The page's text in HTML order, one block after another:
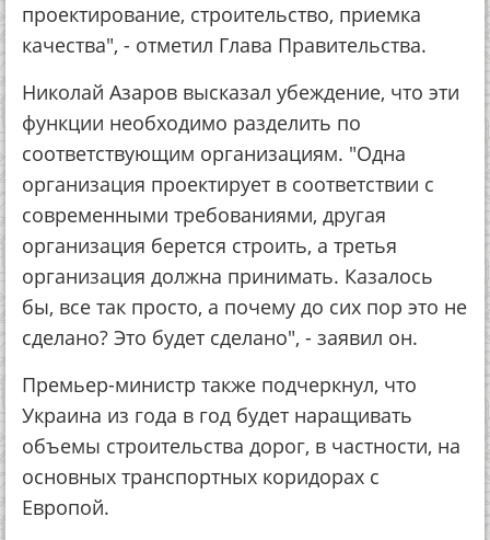
проектирование, строительство, приемка
качества", - отметил Глава Правительства.
Николай Азаров высказал убеждение, что эти
функции необходимо разделить по
соответствующим организациям. "Одна
организация проектирует в соответствии с
современными требованиями, другая
организация берется строить, а третья
организация должна принимать. Казалось
бы, все так просто, а почему до сих пор это не
сделано? Это будет сделано", - заявил он.
Премьер-министр также подчеркнул, что
Украина из года в год будет наращивать
объемы строительства дорог, в частности, на
основных транспортных коридорах с
Европой.